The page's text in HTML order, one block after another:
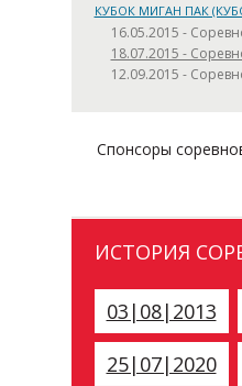
КУБОК МИГАН ПАК
16.05.2015 -
18.07.2015 -
12.09.2015 -
Спонсоры
ИСТОРИЯ
03|08|2013
25|07|2020